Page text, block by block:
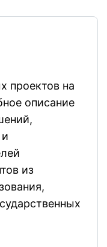
проектов на
описание
из